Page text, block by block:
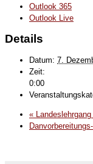
Outlook 365
Outlook Live
Details
Datum: 7.
Zeit:
0:00
«